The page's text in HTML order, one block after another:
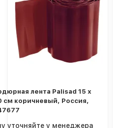
лента Palisad 15 х
см коричневый, Россия,
уточняйте у менеджера